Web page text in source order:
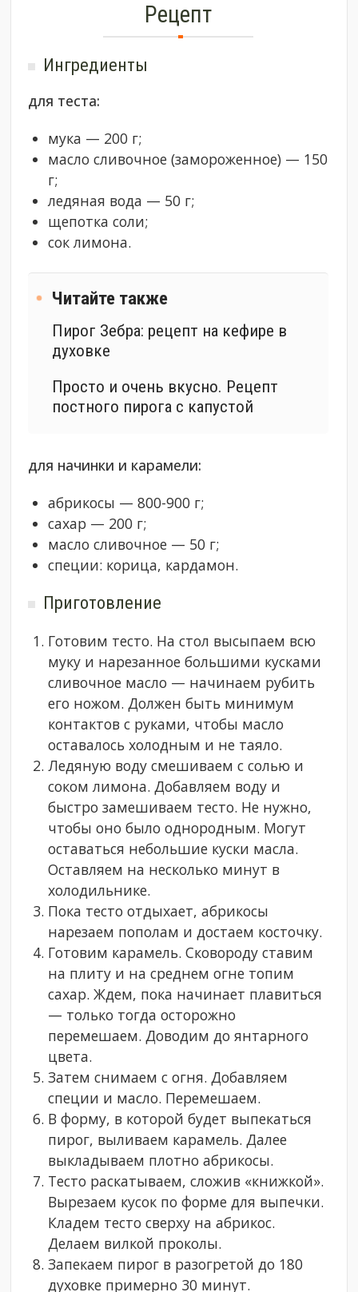
Рецепт
Ингредиенты
для теста:
мука — 200 г;
масло сливочное (замороженное) — 150
г;
ледяная вода — 50 г;
щепотка соли;
сок лимона.
Читайте также
Пирог Зебра: рецепт на кефире в
духовке
Просто и очень вкусно. Рецепт
постного пирога с капустой
для начинки и карамели:
абрикосы — 800-900 г;
сахар — 200 г;
масло сливочное — 50 г;
специи: корица, кардамон.
Приготовление
Готовим тесто. На стол высыпаем всю
муку и нарезанное большими кусками
сливочное масло — начинаем рубить
его ножом. Должен быть минимум
контактов с руками, чтобы масло
оставалось холодным и не таяло.
Ледяную воду смешиваем с солью и
соком лимона. Добавляем воду и
быстро замешиваем тесто. Не нужно,
чтобы оно было однородным. Могут
оставаться небольшие куски масла.
Оставляем на несколько минут в
холодильнике.
Пока тесто отдыхает, абрикосы
нарезаем пополам и достаем косточку.
Готовим карамель. Сковороду ставим
на плиту и на среднем огне топим
сахар. Ждем, пока начинает плавиться
— только тогда осторожно
перемешаем. Доводим до янтарного
цвета.
Затем снимаем с огня. Добавляем
специи и масло. Перемешаем.
В форму, в которой будет выпекаться
пирог, выливаем карамель. Далее
выкладываем плотно абрикосы.
Тесто раскатываем, сложив «книжкой».
Вырезаем кусок по форме для выпечки.
Кладем тесто сверху на абрикос.
Делаем вилкой проколы.
Запекаем пирог в разогретой до 180
духовке примерно 30 минут.